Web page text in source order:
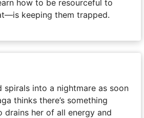
how to be resourceful to
keeping them trapped.
spirals into a nightmare as soon
thinks there’s something
her of all energy and